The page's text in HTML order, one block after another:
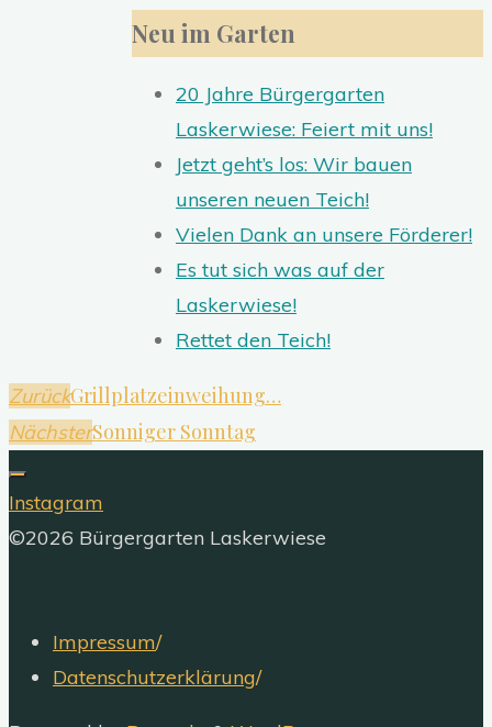
Neu im Garten
20 Jahre Bürgergarten
Laskerwiese: Feiert mit uns!
Jetzt geht’s los: Wir bauen
unseren neuen Teich!
Vielen Dank an unsere Förderer!
Es tut sich was auf der
Laskerwiese!
Rettet den Teich!
ZurückGrillplatzeinweihung…
NächsterSonniger Sonntag
Instagram
©2026 Bürgergarten Laskerwiese
Impressum/
Datenschutzerklärung/